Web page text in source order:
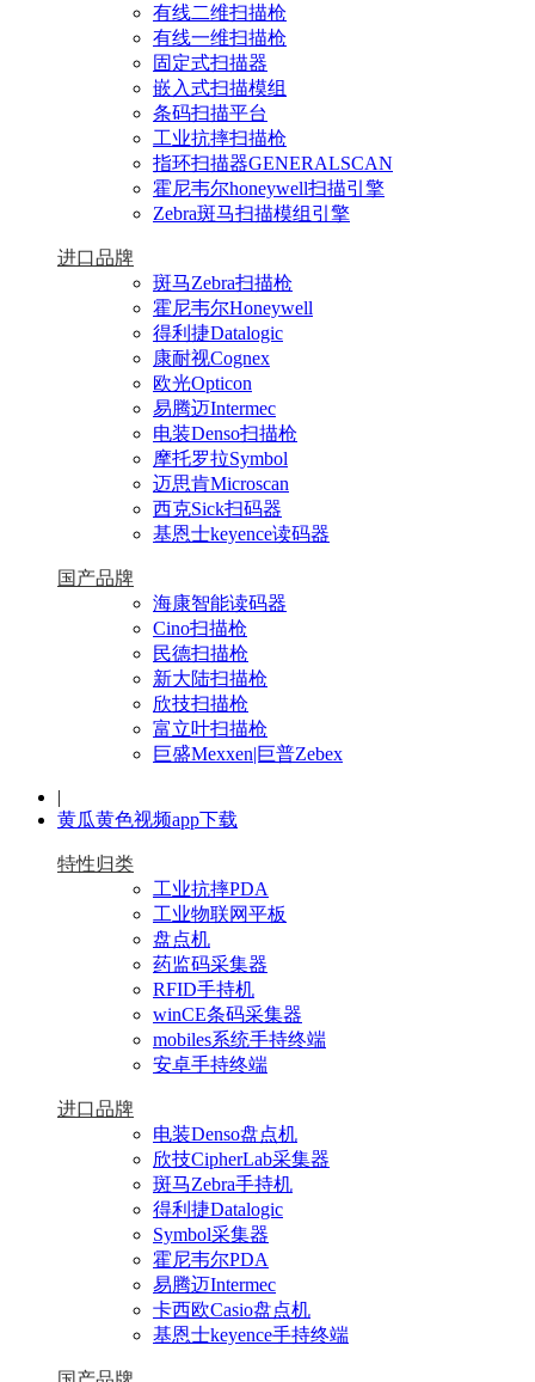
有线二维扫描枪
有线一维扫描枪
固定式扫描器
嵌入式扫描模组
条码扫描平台
工业抗摔扫描枪
指环扫描器GENERALSCAN
霍尼韦尔honeywell扫描引擎
Zebra斑马扫描模组引擎
进口品牌
斑马Zebra扫描枪
霍尼韦尔Honeywell
得利捷Datalogic
康耐视Cognex
欧光Opticon
易腾迈Intermec
电装Denso扫描枪
摩托罗拉Symbol
迈思肯Microscan
西克Sick扫码器
基恩士keyence读码器
国产品牌
海康智能读码器
Cino扫描枪
民德扫描枪
新大陆扫描枪
欣技扫描枪
富立叶扫描枪
巨盛Mexxen|巨普Zebex
|
黄瓜黄色视频app下载
特性归类
工业抗摔PDA
工业物联网平板
盘点机
药监码采集器
RFID手持机
winCE条码采集器
mobiles系统手持终端
安卓手持终端
进口品牌
电装Denso盘点机
欣技CipherLab采集器
斑马Zebra手持机
得利捷Datalogic
Symbol采集器
霍尼韦尔PDA
易腾迈Intermec
卡西欧Casio盘点机
基恩士keyence手持终端